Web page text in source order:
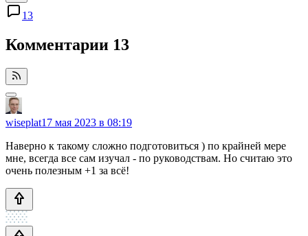
13
Комментарии 13
wiseplat17 мая 2023 в 08:19
Наверно к такому сложно подготовиться ) по крайней мере
мне, всегда все сам изучал - по руководствам. Но считаю это
очень полезным +1 за всё!